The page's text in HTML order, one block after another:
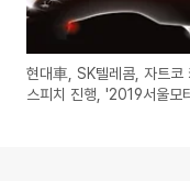
현대車, SK텔레콤, 자트코
스피치 진행, '2019서울모